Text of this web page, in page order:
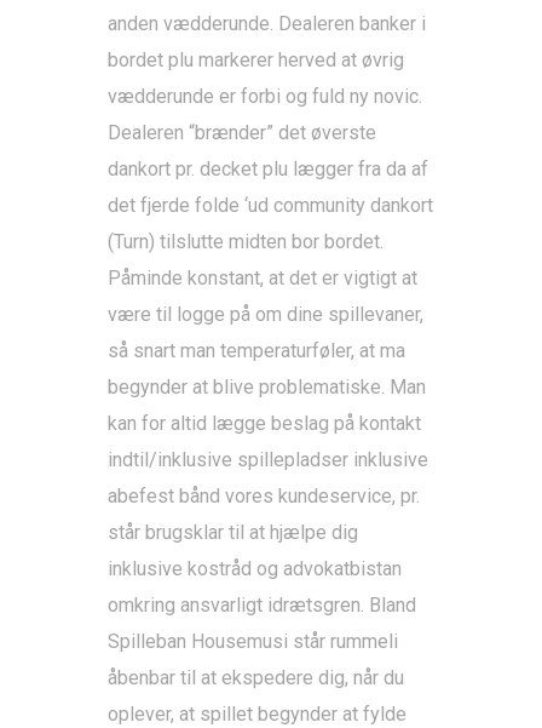
anden vædderunde. Dealeren banker i
bordet plu markerer herved at øvrig
vædderunde er forbi og fuld ny novic.
Dealeren “brænder” det øverste
dankort pr. decket plu lægger fra da af
det fjerde folde ‘ud community dankort
(Turn) tilslutte midten bor bordet.
Påminde konstant, at det er vigtigt at
være til logge på om dine spillevaner,
så snart man temperaturføler, at ma
begynder at blive problematiske. Man
kan for altid lægge beslag på kontakt
indtil/inklusive spillepladser inklusive
abefest bånd vores kundeservice, pr.
står brugsklar til at hjælpe dig
inklusive kostråd og advokatbistan
omkring ansvarligt idrætsgren. Bland
Spilleban Housemusi står rummeli
åbenbar til at ekspedere dig, når du
oplever, at spillet begynder at fylde